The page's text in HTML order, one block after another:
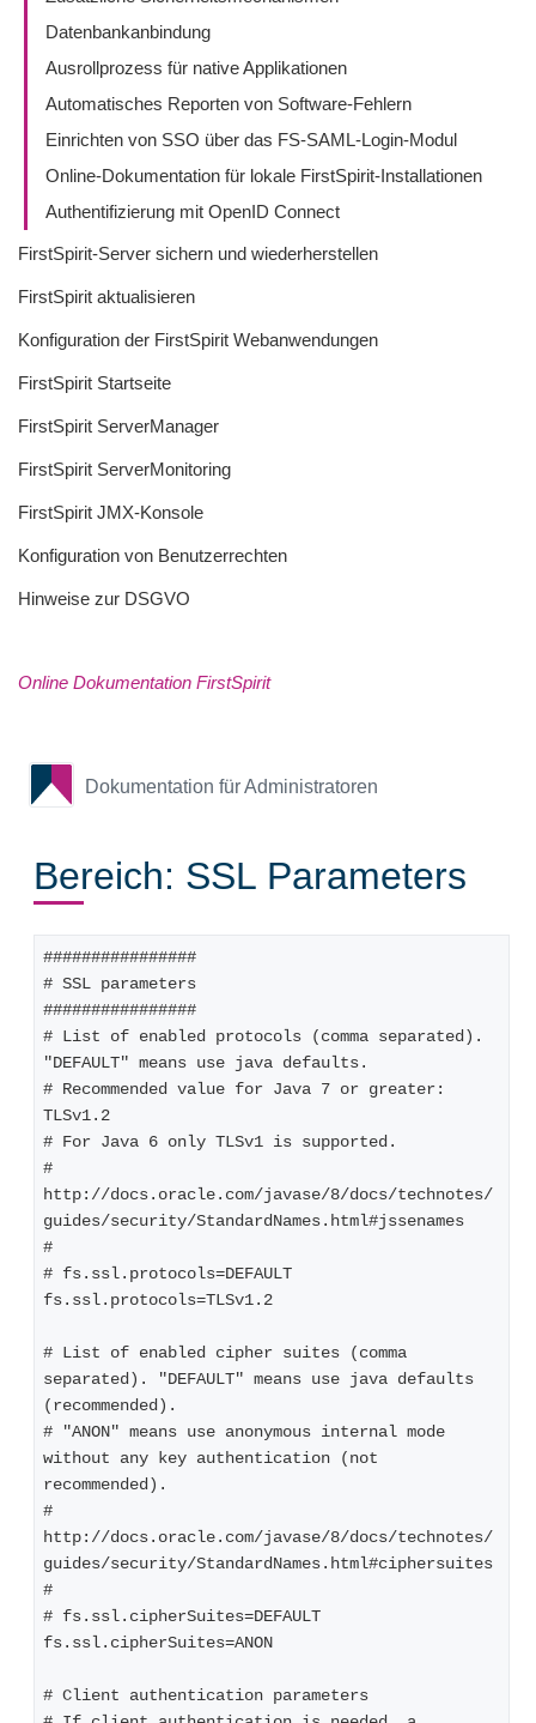
Datenbankanbindung
Ausrollprozess für native Applikationen
Automatisches Reporten von Software-Fehlern
Einrichten von SSO über das FS-SAML-Login-Modul
Online-Dokumentation für lokale FirstSpirit-Installationen
Authentifizierung mit OpenID Connect
FirstSpirit-Server sichern und wiederherstellen
FirstSpirit aktualisieren
Konfiguration der FirstSpirit Webanwendungen
FirstSpirit Startseite
FirstSpirit ServerManager
FirstSpirit ServerMonitoring
FirstSpirit JMX-Konsole
Konfiguration von Benutzerrechten
Hinweise zur DSGVO
Online Dokumentation FirstSpirit
Dokumentation für Administratoren
Bereich: SSL Parameters
################
# SSL parameters
################
# List of enabled protocols (comma separated).
"DEFAULT" means use java defaults.
# Recommended value for Java 7 or greater:
TLSv1.2
# For Java 6 only TLSv1 is supported.
#
http://docs.oracle.com/javase/8/docs/technotes/
guides/security/StandardNames.html#jssenames
#
# fs.ssl.protocols=DEFAULT
fs.ssl.protocols=TLSv1.2
# List of enabled cipher suites (comma
separated). "DEFAULT" means use java defaults
(recommended).
# "ANON" means use anonymous internal mode
without any key authentication (not
recommended).
#
http://docs.oracle.com/javase/8/docs/technotes/
guides/security/StandardNames.html#ciphersuites
#
# fs.ssl.cipherSuites=DEFAULT
fs.ssl.cipherSuites=ANON
# Client authentication parameters